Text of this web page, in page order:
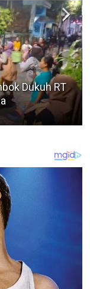
Panas, Polisi